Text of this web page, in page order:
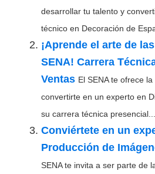
desarrollar tu talento y
técnico en Decoración de
¡Aprende el arte de
SENA! Carrera
Ventas El SENA te ofrece
convertirte en un experto en
su carrera técnica presencial....
Conviértete en un
Producción de
SENA te invita a ser parte de